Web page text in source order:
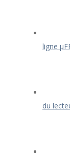
ligne
du